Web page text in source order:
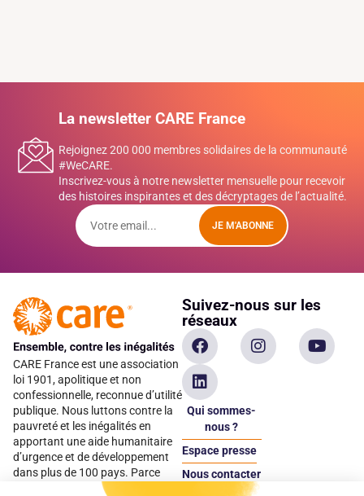
La newsletter CARE France
Rejoignez 200 000 membres solidaires de la communauté
#WeCARE.
Inscrivez-vous à notre newsletter mensuelle pour recevoir
des histoires inspirantes et des décryptages de l’actualité.
JE M'ABONNE
CARE France est une association
loi 1901, apolitique et non
confessionnelle, reconnue d’utilité
publique. Nous luttons contre la
pauvreté et les inégalités en
apportant une aide humanitaire
d’urgence et de développement
dans plus de 100 pays. Parce
qu’elles sont les premières
Suivez-nous sur les
réseaux
Qui sommes-
nous ?
Espace presse
Nous contacter